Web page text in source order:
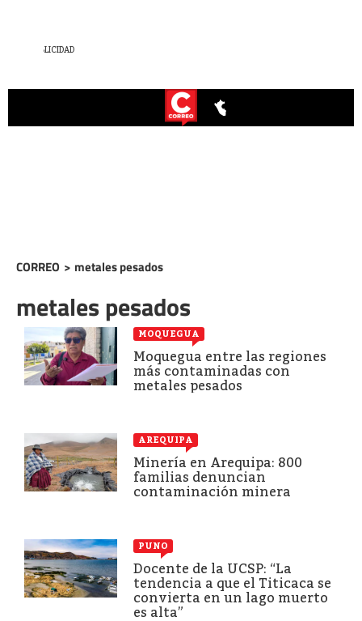
CORREO > metales pesados
metales pesados
MOQUEGUA
Moquegua entre las regiones
más contaminadas con
metales pesados
AREQUIPA
Minería en Arequipa: 800
familias denuncian
contaminación minera
PUNO
Docente de la UCSP: “La
tendencia a que el Titicaca se
convierta en un lago muerto
es alta”